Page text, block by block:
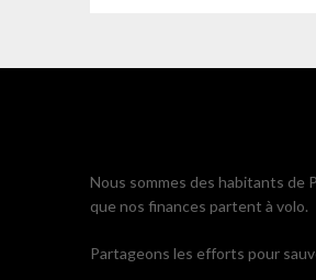
Nous sommes des habitants de
que nos finances partent à volo.
Partageons les efforts pour